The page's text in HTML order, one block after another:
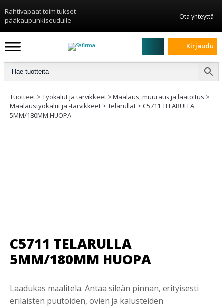
Rahtivapaat toimitukset
pääkaupunkiseudulle
Ota yhteyttä
Kirjaudu
Tuotteet > Työkalut ja tarvikkeet > Maalaus, muuraus ja laatoitus >
Maalaustyökalut ja -tarvikkeet > Telarullat > C5711 TELARULLA
5MM/180MM HUOPA
C5711 TELARULLA
5MM/180MM HUOPA
Laadukas maalitela. Antaa sileän pinnan, erityisesti
erilaisten puutöiden, ovien ja kalusteiden